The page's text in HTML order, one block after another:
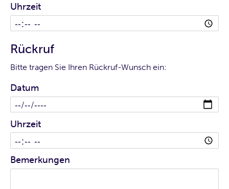
Uhrzeit
Rückruf
Bitte tragen Sie Ihren Rückruf-Wunsch ein:
Datum
Uhrzeit
Bemerkungen